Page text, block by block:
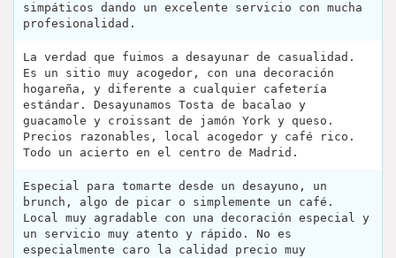
simpáticos dando un excelente servicio con mucha
profesionalidad.
La verdad que fuimos a desayunar de casualidad.
Es un sitio muy acogedor, con una decoración
hogareña, y diferente a cualquier cafetería
estándar. Desayunamos Tosta de bacalao y
guacamole y croissant de jamón York y queso.
Precios razonables, local acogedor y café rico.
Todo un acierto en el centro de Madrid.
Especial para tomarte desde un desayuno, un
brunch, algo de picar o simplemente un café.
Local muy agradable con una decoración especial y
un servicio muy atento y rápido. No es
especialmente caro la calidad precio muy